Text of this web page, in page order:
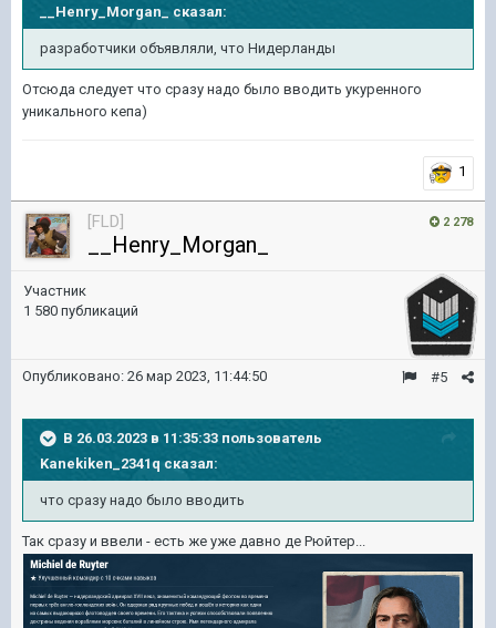
__Henry_Morgan_ сказал:
разработчики объявляли, что Нидерланды
Отсюда следует что сразу надо было вводить укуренного
уникального кепа)
1
2 278
[FLD]
__Henry_Morgan_
Участник
1 580 публикаций
#5
Опубликовано: 26 мар 2023, 11:44:50
В 26.03.2023 в 11:35:33 пользователь
Kanekiken_2341q сказал:
что сразу надо было вводить
Так сразу и ввели - есть же уже давно де Рюйтер...